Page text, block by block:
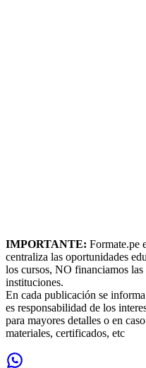
IMPORTANTE: Formate.pe
centraliza las oportunidades
los cursos, NO financiamos
instituciones.
En cada publicación se
es responsabilidad de los
para mayores detalles o en
materiales, certificados, etc